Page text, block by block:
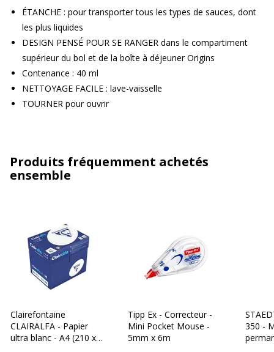
ÉTANCHE : pour transporter tous les types de sauces, dont
les plus liquides
DESIGN PENSÉ POUR SE RANGER dans le compartiment
supérieur du bol et de la boîte à déjeuner Origins
Contenance : 40 ml
NETTOYAGE FACILE : lave-vaisselle
TOURNER pour ouvrir
Produits fréquemment achetés
ensemble
Clairefontaine
CLAIRALFA - Papier
ultra blanc - A4 (210 x
Tipp Ex - Correcteur -
Mini Pocket Mouse -
5mm x 6m
350 -